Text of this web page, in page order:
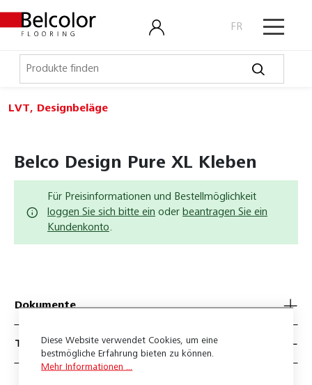
FR
LVT, Designbeläge
Belco Design Pure XL Kleben
Für Preisinformationen und Bestellmöglichkeit
loggen Sie sich bitte ein oder beantragen Sie ein
Kundenkonto.
Dokumente
Technische Daten
Elastische Beläge
Expona Clic Rigid
Expona Commercial
Expona Simplay
Diese Website verwendet Cookies, um eine
bestmögliche Erfahrung bieten zu können.
Mehr Informationen ...